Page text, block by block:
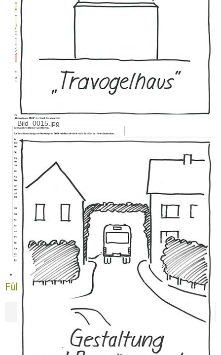
Bild_0015.jpg
Führungen in der Schloss-Stadt-Hülchrath.